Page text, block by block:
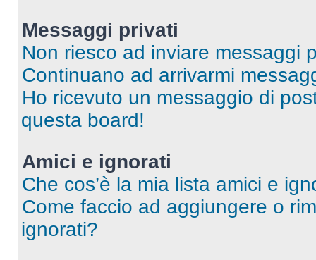
Messaggi privati
Non riesco ad inviare messaggi
Continuano ad arrivarmi
Ho ricevuto un messaggio di
questa board!
Amici e ignorati
Che cos’è la mia lista amici e
Come faccio ad aggiungere o
ignorati?